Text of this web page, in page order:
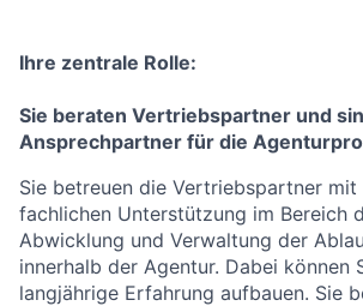
Ihre zentrale Rolle:
Sie beraten Vertriebspartner und
Ansprechpartner für die
Sie betreuen die Vertriebspartner mit
fachlichen Unterstützung im Bereich
Abwicklung und Verwaltung der
innerhalb der Agentur. Dabei können
langjährige Erfahrung aufbauen. Sie